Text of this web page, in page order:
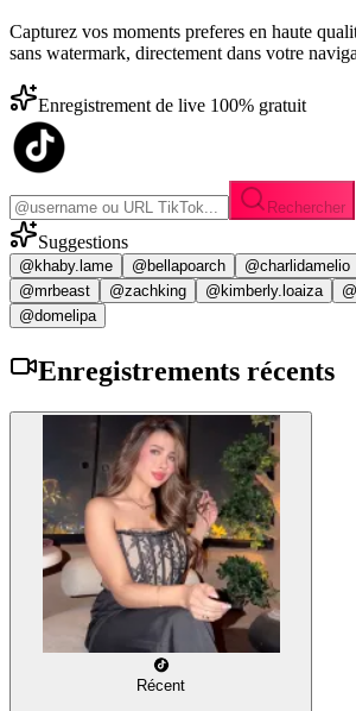
Capturez vos moments preferes en haute
sans watermark, directement dans votre
Enregistrement de live 100% gratuit
Rechercher
Suggestions
@khaby.lame @bellapoarch @charlidamelio
@mrbeast
@zachking @kimberly.loaiza
@domelipa
Enregistrements récents
Récent